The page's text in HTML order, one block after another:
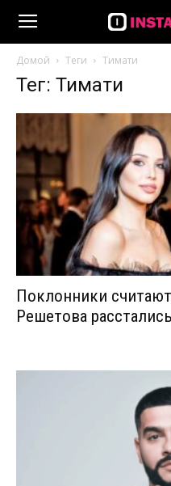
Домой Теги Тимати
Тег: Тимати
Поклонники
Решетова расстались